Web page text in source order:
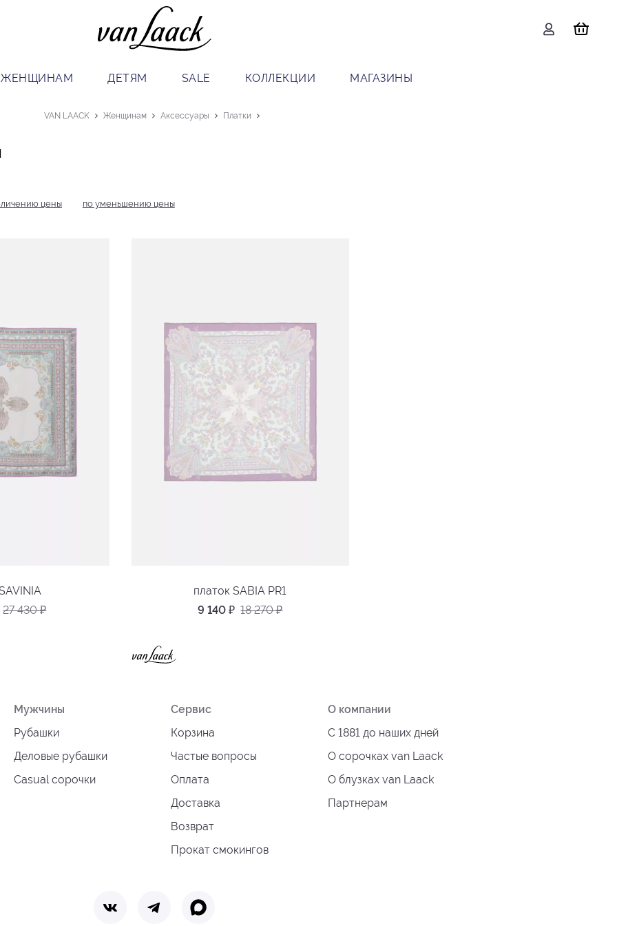
ЖЕНЩИНАМ ДЕТЯМ SALE КОЛЛЕКЦИИ МАГАЗИНЫ
VAN LAACK Женщинам Аксессуары Платки
цены по уменьшению цены
27 430₽
платок SABIA PR1
9 140₽ 18 270₽
Мужчины
Рубашки
Деловые рубашки
Casual сорочки
Сервис
Корзина
Частые вопросы
Оплата
Доставка
Возврат
Прокат смокингов
О компании
С 1881 до наших дней
О сорочках van Laack
О блузках van Laack
Партнерам